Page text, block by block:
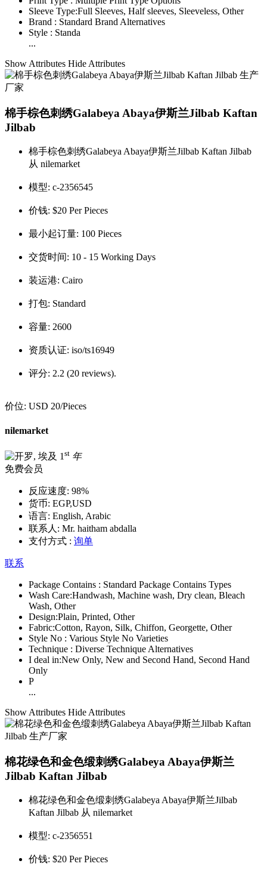
Sleeve Type:Full Sleeves, Half sleeves, Sleeveless, Other
Brand : Standard Brand Alternatives
Style : Standa
...
Show Attributes Hide Attributes
棉手棕色刺绣Galabeya Abaya伊斯兰Jilbab Kaftan
Jilbab
棉手棕色刺绣Galabeya Abaya伊斯兰Jilbab Kaftan Jilbab
从 nilemarket
模型: c-2356545
价钱: $20 Per Pieces
最小起订量: 100 Pieces
交货时间: 10 - 15 Working Days
装运港: Cairo
打包: Standard
容量: 2600
资质认证: iso/ts16949
评分: 2.2 (20 reviews).
价位: USD 20/Pieces
nilemarket
1 st 年
免费会员
反应速度: 98%
货币: EGP,USD
语言: English, Arabic
联系人: Mr. haitham abdalla
支付方式 : 询单
联系
Package Contains : Standard Package Contains Types
Wash Care:Handwash, Machine wash, Dry clean, Bleach
Wash, Other
Design:Plain, Printed, Other
Fabric:Cotton, Rayon, Silk, Chiffon, Georgette, Other
Style No : Various Style No Varieties
Technique : Diverse Technique Alternatives
I deal in:New Only, New and Second Hand, Second Hand
Only
P
...
Show Attributes Hide Attributes
棉花绿色和金色缎刺绣Galabeya Abaya伊斯兰
Jilbab Kaftan Jilbab
棉花绿色和金色缎刺绣Galabeya Abaya伊斯兰Jilbab
Kaftan Jilbab 从 nilemarket
模型: c-2356551
价钱: $20 Per Pieces